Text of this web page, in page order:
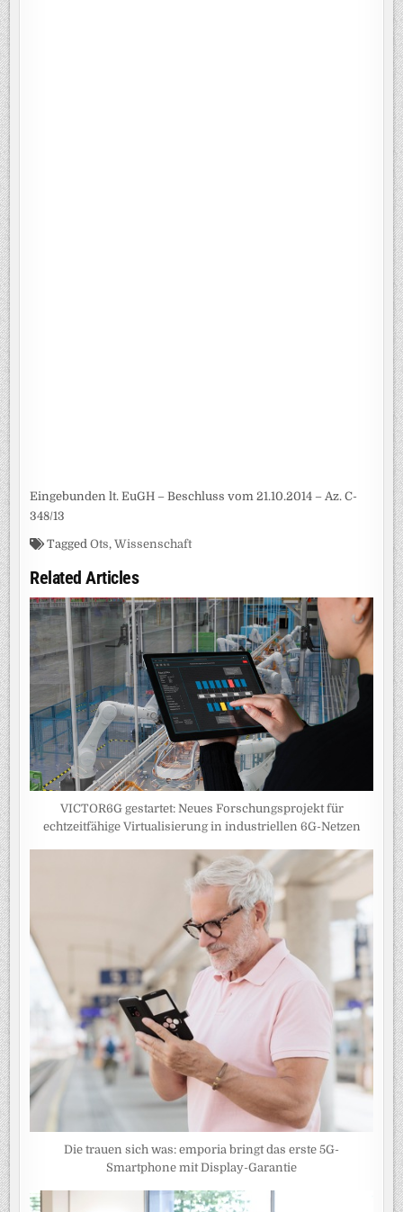
Eingebunden lt. EuGH – Beschluss vom 21.10.2014 – Az. C-
348/13
TaggedOts,Wissenschaft
Related Articles
VICTOR6G gestartet: Neues Forschungsprojekt für
echtzeitfähige Virtualisierung in industriellen 6G-Netzen
Die trauen sich was: emporia bringt das erste 5G-
Smartphone mit Display-Garantie